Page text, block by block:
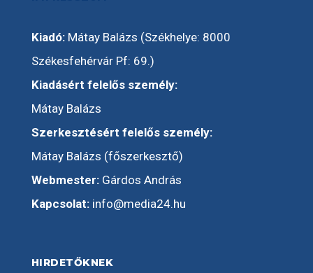
Kiadó:Mátay Balázs (Székhelye: 8000
Székesfehérvár Pf: 69.)
Kiadásért felelős személy:
Mátay Balázs
Szerkesztésért felelős személy:
Mátay Balázs (főszerkesztő)
Webmester:Gárdos András
Kapcsolat: info@media24.hu
HIRDETŐKNEK